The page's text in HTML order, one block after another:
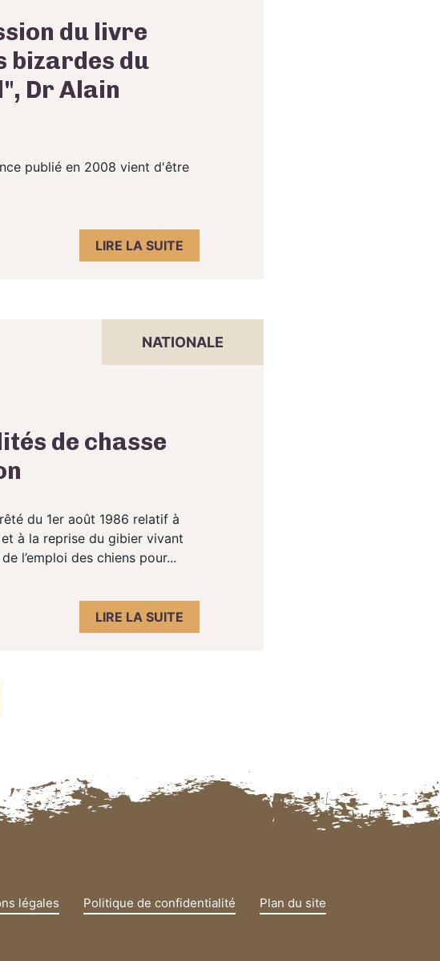
du livre
bizardes du
Dr Alain
publié en 2008 vient d'être
LIRE LA SUITE
NATIONALE
de chasse
du 1er août 1986 relatif à
à la reprise du gibier vivant
l’emploi des chiens pour...
LIRE LA SUITE
légales
Politique de confidentialité Plan du site